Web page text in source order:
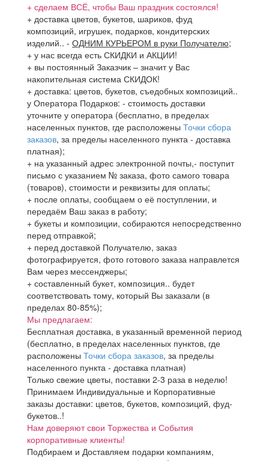
+ сделаем ВСЁ, чтобы Ваш праздник состоялся!
+ доставка цветов, букетов, шариков, фуд
композиций, игрушек, подарков, кондитерских
изделий.. - ОДНИМ КУРЬЕРОМ в руки Получателю;
+ у нас всегда есть СКИДКИ и АКЦИИ!
+ вы постоянный Заказчик – значит у Вас
накопительная система СКИДОК!
+ доставка: цветов, букетов, съедобных композиций..
у Оператора Подарков: - стоимость доставки
уточните у оператора (бесплатно, в пределах
населенных пунктов, где расположены Точки сбора
заказов, за пределы населенного пункта - доставка
платная);
+ на указанный адрес электронной почты,- поступит
письмо с указанием № заказа, фото самого товара
(товаров), стоимости и реквизиты для оплаты;
+ после оплаты, сообщаем о её поступлении, и
передаём Ваш заказ в работу;
+ букеты и композиции, собираются непосредственно
перед отправкой;
+ перед доставкой Получателю, заказ
фотографируется, фото готового заказа направлется
Вам через мессенджеры;
+ составленный букет, композиция.. будет
соответствовать тому, который Вы заказали (в
пределах 80-85%);
Мы предлагаем:
Бесплатная доставка, в указанный временной период
(бесплатно, в пределах населенных пунктов, где
расположены Точки сбора заказов, за пределы
населенного пункта - доставка платная)
Только свежие цветы, поставки 2-3 раза в неделю!
Принимаем Индивидуальные и Корпоративные
заказы доставки: цветов, букетов, композиций, фуд-
букетов..!
Нам доверяют свои Торжества и События
корпоративные клиенты!
Подбираем и Доставляем подарки компаниям,